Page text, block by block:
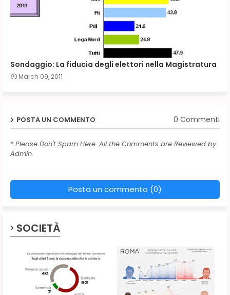
Sondaggio: La fiducia degli elettori nella Magistratura
March 09, 2011
POSTA UN COMMENTO 0 Commenti
* Please Don't Spam Here. All the Comments are Reviewed by
Admin.
Posta un commento (0)
SOCIETÀ